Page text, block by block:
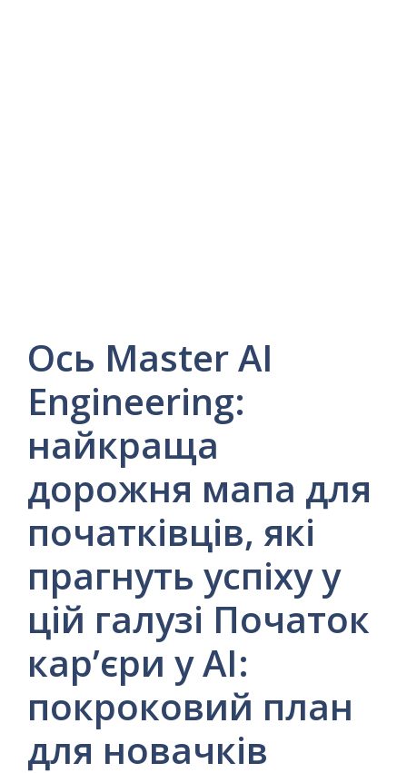
Ось Master AI
Engineering:
найкраща
дорожня мапа для
початківців, які
прагнуть успіху у
цій галузі Початок
кар’єри у AI:
покроковий план
для новачків